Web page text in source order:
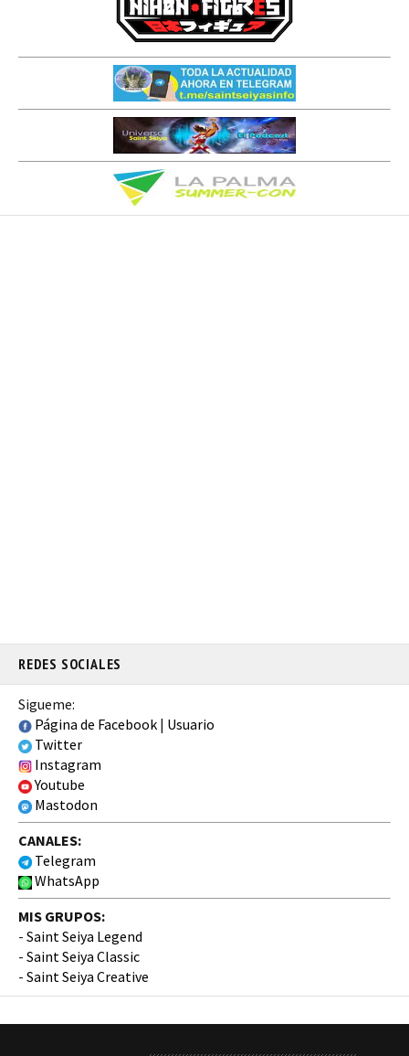
REDES SOCIALES
Sigueme:
Página de Facebook | Usuario
Twitter
Instagram
Youtube
Mastodon
CANALES:
Telegram
WhatsApp
MIS GRUPOS:
- Saint Seiya Legend
- Saint Seiya Classic
- Saint Seiya Creative